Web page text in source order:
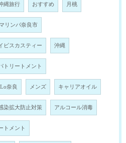
縄旅行 おすすめ 月桃
リンパ奈良市
ビスカスティー 沖縄
トリートメント
奈良 メンズ キャリアオイル
染拡大防止対策 アルコール消毒
トメント